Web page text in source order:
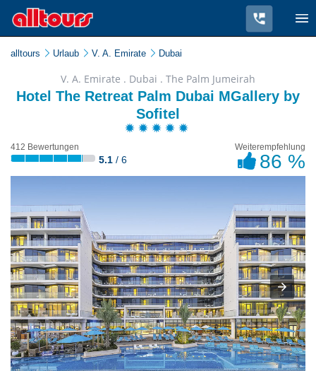
alltours Urlaub V. A. Emirate Dubai
V. A. Emirate . Dubai . The Palm Jumeirah
Hotel The Retreat Palm Dubai MGallery by
Sofitel
412 Bewertungen
5.1 / 6
Weiterempfehlung
86 %